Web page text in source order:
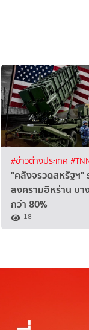
#ข่าวต่างประเทศ
"คลังจรวดสหรัฐฯ"
สงครามอิหร่าน บา
กว่า 80%
18